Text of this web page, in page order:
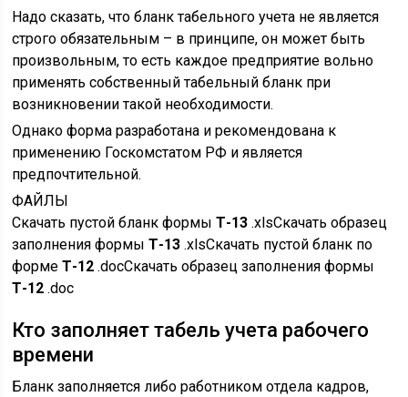
Надо сказать, что бланк табельного учета не является
строго обязательным – в принципе, он может быть
произвольным, то есть каждое предприятие вольно
применять собственный табельный бланк при
возникновении такой необходимости.
Однако форма разработана и рекомендована к
применению Госкомстатом РФ и является
предпочтительной.
ФАЙЛЫ
Скачать пустой бланк формыТ-13 .xlsСкачать образец
заполнения формыТ-13 .xlsСкачать пустой бланк по
формеТ-12 .docСкачать образец заполнения формы
Т-12 .doc
Кто заполняет табель учета рабочего
времени
Бланк заполняется либо работником отдела кадров,